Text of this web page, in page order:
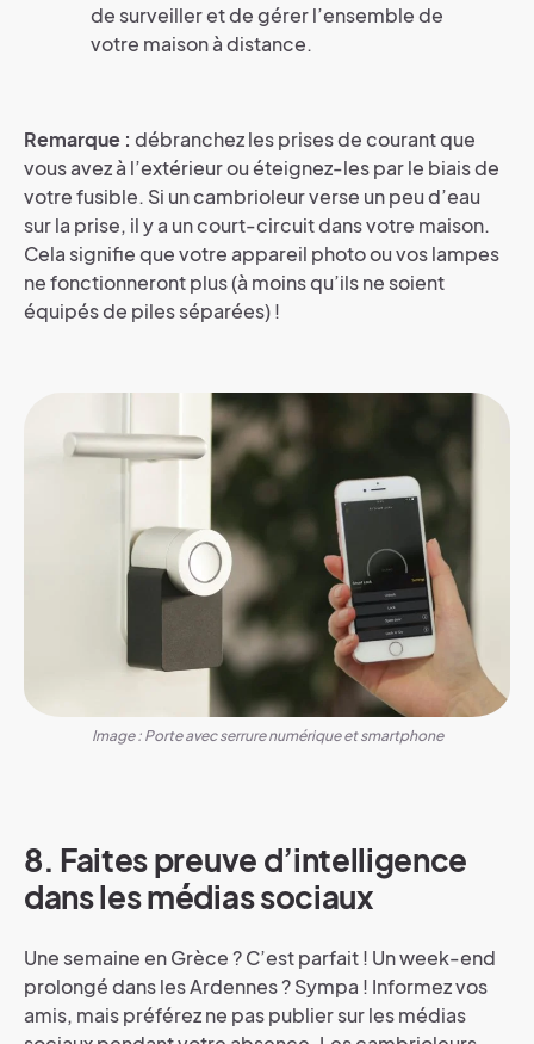
de surveiller et de gérer l’ensemble de
votre maison à distance.
Remarque : débranchez les prises de courant que
vous avez à l’extérieur ou éteignez-les par le biais de
votre fusible. Si un cambrioleur verse un peu d’eau
sur la prise, il y a un court-circuit dans votre maison.
Cela signifie que votre appareil photo ou vos lampes
ne fonctionneront plus (à moins qu’ils ne soient
équipés de piles séparées) !
Image : Porte avec serrure numérique et smartphone
8. Faites preuve d’intelligence
dans les médias sociaux
Une semaine en Grèce ? C’est parfait ! Un week-end
prolongé dans les Ardennes ? Sympa ! Informez vos
amis, mais préférez ne pas publier sur les médias